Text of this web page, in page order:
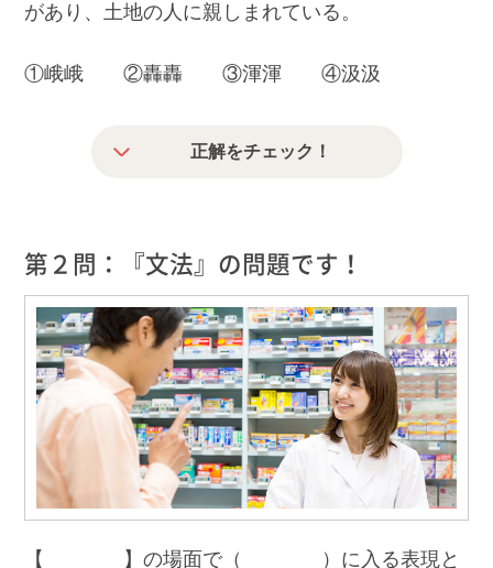
があり、土地の人に親しまれている。
①峨峨 ②轟轟 ③渾渾 ④汲汲
正解をチェック！
第２問：『文法』の問題です！
【 】の場面で（ ）に入る表現と